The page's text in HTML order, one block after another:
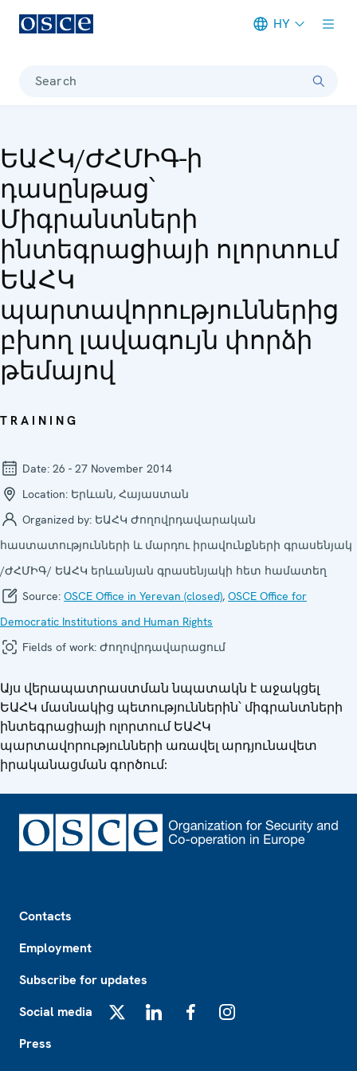
HY
Search
ԵԱՀԿ/ԺՀՄԻԳ-ի
դասընթաց՝
Միգրանտների
ինտեգրացիայի ոլորտում
ԵԱՀԿ
պարտավորություններից
բխող լավագույն փորձի
թեմայով
TRAINING
Date: 26 - 27 November 2014
Location: Երևան, Հայաստան
Organized by: ԵԱՀԿ Ժողովրդավարական
հաստատությունների և մարդու իրավունքների գրասենյակ
/ԺՀՄԻԳ/ ԵԱՀԿ երևանյան գրասենյակի հետ համատեղ
Source: OSCE Office in Yerevan (closed), OSCE Office for
Democratic Institutions and Human Rights
Fields of work: Ժողովրդավարացում
Այս վերապատրաստման նպատակն է աջակցել
ԵԱՀԿ մասնակից պետություններին՝ միգրանտների
ինտեգրացիայի ոլորտում ԵԱՀԿ
պարտավորությունների առավել արդյունավետ
իրականացման գործում:
Contacts
Employment
Subscribe for updates
Social media
Press